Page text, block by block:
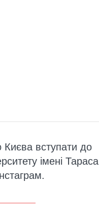
Києва вступати до
імені Тараса